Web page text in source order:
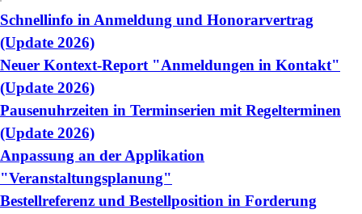
Schnellinfo in Anmeldung und Honorarvertrag
(Update 2026)
Neuer Kontext-Report "Anmeldungen in Kontakt"
(Update 2026)
Pausenuhrzeiten in Terminserien mit Regelterminen
(Update 2026)
Anpassung an der Applikation
"Veranstaltungsplanung"
Bestellreferenz und Bestellposition in Forderung